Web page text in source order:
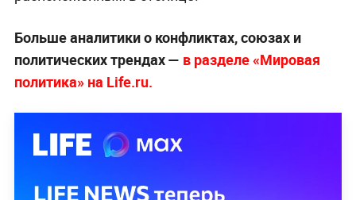
Больше аналитики о конфликтах, союзах и
политических трендах — в разделе «Мировая
политика» на Life.ru.